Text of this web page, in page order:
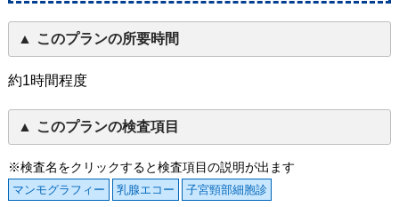
このプランの所要時間
約1時間程度
このプランの検査項目
※検査名をクリックすると検査項目の説明が出ます
マンモグラフィー 乳腺エコー 子宮頸部細胞診